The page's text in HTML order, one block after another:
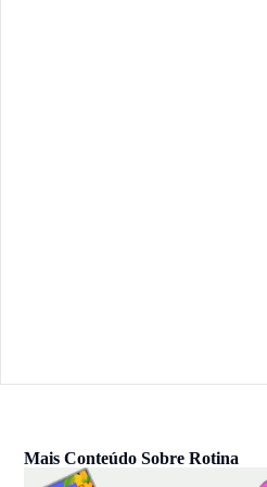
Mais Conteúdo Sobre Rotina